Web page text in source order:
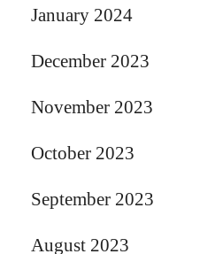
January 2024
December 2023
November 2023
October 2023
September 2023
August 2023